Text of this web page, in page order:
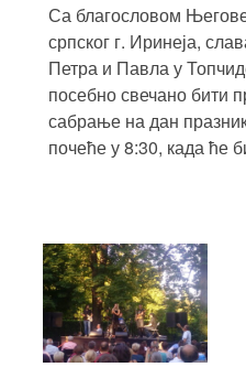
Са благословом
српског г. Иринеја,
Петра и Павла у
посебно свечано бити
сабрање на дан
почеће у 8:30, када ће